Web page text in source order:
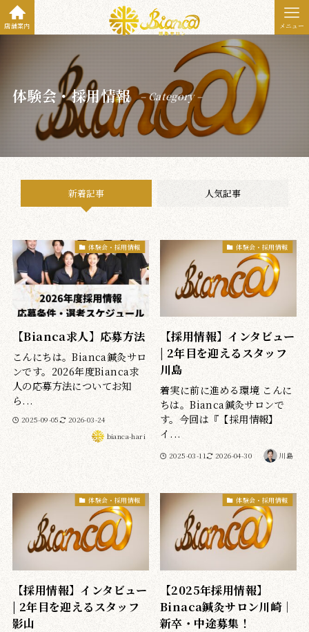
店舗案内 メニュー
体験会・採用情報 – Category –
新着記事 人気記事
体験会・採用情報
【Bianca求人】応募方法
こんにちは。Bianca鍼灸サロ
ンです。2026年度Bianca求
人の応募方法についてお知
ら...
2025-09-05
2026-03-24
bianca-hari
体験会・採用情報
【採用情報】インタビュー
| 2年目を迎えるスタッフ
川島
着実に前に進める環境 こんに
ちは。Bianca鍼灸サロンで
す。今回は『【採用情報】
イ...
2025-03-11 2026-04-30 川島
体験会・採用情報
【採用情報】インタビュー
| 2年目を迎えるスタッフ
影山
体験会・採用情報
【2025年採用情報】
Binaca鍼灸サロン川崎｜
新卒・中途募集！